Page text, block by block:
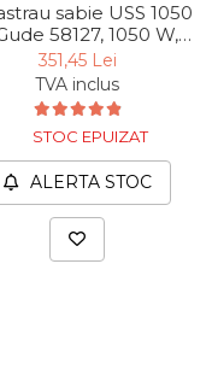
sabie USS 1050
58127, 1050 W,
800-2700 rpm
351,45 Lei
TVA inclus
STOC EPUIZAT
ALERTA STOC